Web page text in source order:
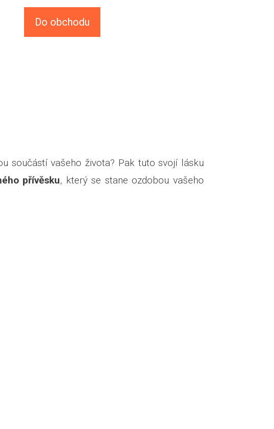
Do obchodu
součástí vašeho života? Pak tuto svojí lásku
přívěsku, který se stane ozdobou vašeho